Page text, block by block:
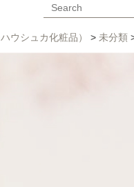
ウシュカ化粧品） > 未分類